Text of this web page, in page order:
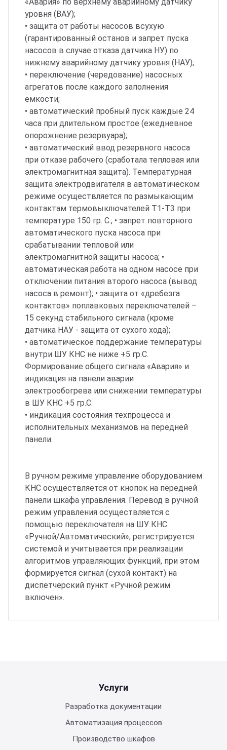
уровня (ВАУ);
• защита от работы насосов всухую
(гарантированный останов и запрет пуска
насосов в случае отказа датчика НУ) по
нижнему аварийному датчику уровня (НАУ);
• переключение (чередование) насосных
агрегатов после каждого заполнения
емкости;
• автоматический пробный пуск каждые 24
часа при длительном простое (ежедневное
опорожнение резервуара);
• автоматический ввод резервного насоса
при отказе рабочего (сработала тепловая или
электромагнитная защита). Температурная
защита электродвигателя в автоматическом
режиме осуществляется по размыкающим
контактам термовыключателей Т1-Т3 при
температуре 150 гр. С.; • запрет повторного
автоматического пуска насоса при
срабатывании тепловой или
электромагнитной защиты насоса; •
автоматическая работа на одном насосе при
отключении питания второго насоса (вывод
насоса в ремонт); • защита от «дребезга
контактов» поплавковых переключателей –
15 секунд стабильного сигнала (кроме
датчика НАУ - защита от сухого хода);
• автоматическое поддержание температуры
внутри ШУ КНС не ниже +5 гр.С.
Формирование общего сигнала «Авария» и
индикация на панели аварии
электрообогрева или снижении температуры
в ШУ КНС +5 гр.С.
• индикация состояния техпроцесса и
исполнительных механизмов на передней
панели.
В ручном режиме управление оборудованием
КНС осуществляется от кнопок на передней
панели шкафа управления. Перевод в ручной
режим управления осуществляется с
помощью переключателя на ШУ КНС
«Ручной/Автоматический», регистрируется
системой и учитывается при реализации
алгоритмов управляющих функций, при этом
формируется сигнал (сухой контакт) на
диспетчерский пункт «Ручной режим
включен».
Услуги
Разработка документации
Автоматизация процессов
Производство шкафов